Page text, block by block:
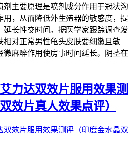
剂主要原理是喷剂成分作用于冠状沟
用，从而降低外生殖器的敏感度，提
延长性交时间。据医学家跟踪调查发
相对正常男性龟头皮肤要细嫩且敏
微麻醉作用使房事时间延长。阴茎在
力达双效片服用效果测
效片真人效果点评）